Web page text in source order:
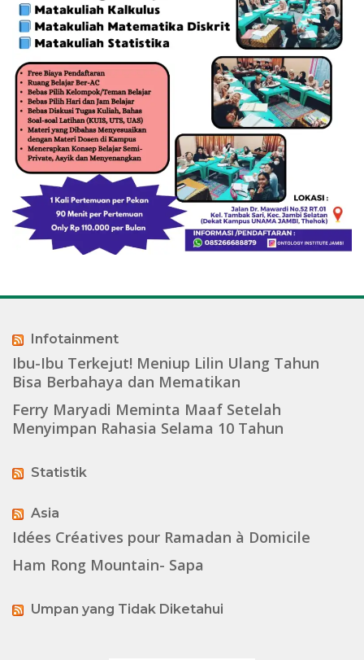
Infotainment
Ibu-Ibu Terkejut! Meniup Lilin Ulang Tahun
Bisa Berbahaya dan Mematikan
Ferry Maryadi Meminta Maaf Setelah
Menyimpan Rahasia Selama 10 Tahun
Statistik
Asia
Idées Créatives pour Ramadan à Domicile
Ham Rong Mountain- Sapa
Umpan yang Tidak Diketahui